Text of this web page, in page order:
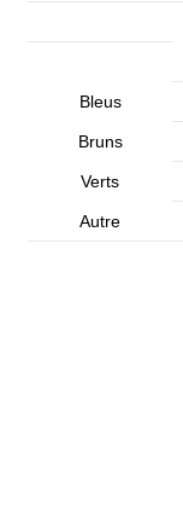
Bleus
Bruns
Verts
Autre